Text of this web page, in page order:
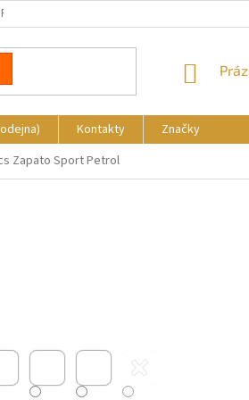
REKLAMACE
Kontakty
Značky
Zapato Sport Petrol